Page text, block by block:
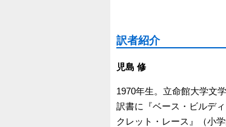
訳者紹介
児島 修
1970年生。立命館大学文
訳書に『ベース・ビルデ
クレット・レース』（小